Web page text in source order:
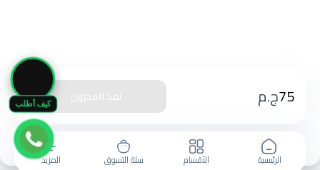
كيف أطلب 75ج.م نفذ المخزون
الرئيسية الأقسام سلة التسوق المزيد